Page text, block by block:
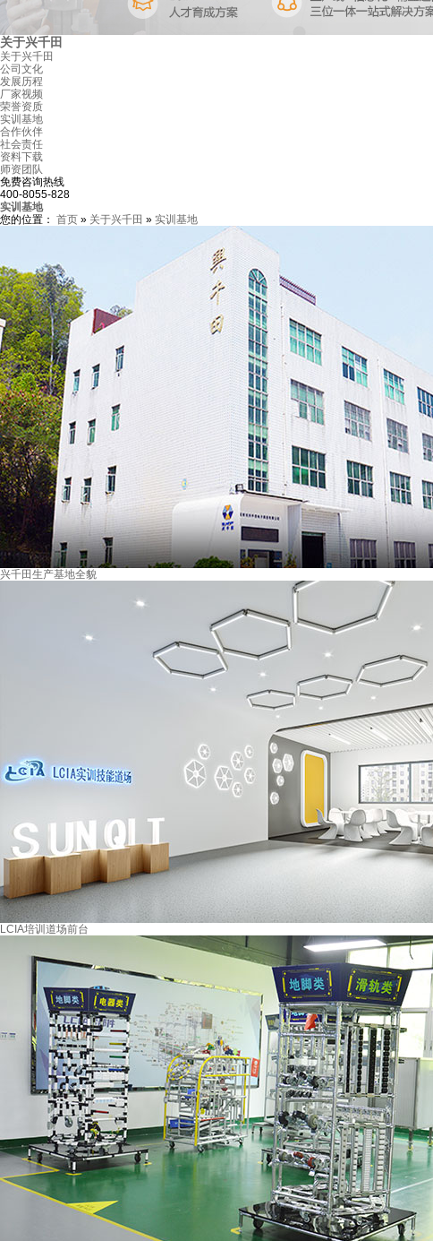
关于兴千田
关于兴千田
公司文化
发展历程
厂家视频
荣誉资质
实训基地
合作伙伴
社会责任
资料下载
师资团队
免费咨询热线
400-8055-828
实训基地
您的位置： 首页 » 关于兴千田 » 实训基地
兴千田生产基地全貌
LCIA培训道场前台